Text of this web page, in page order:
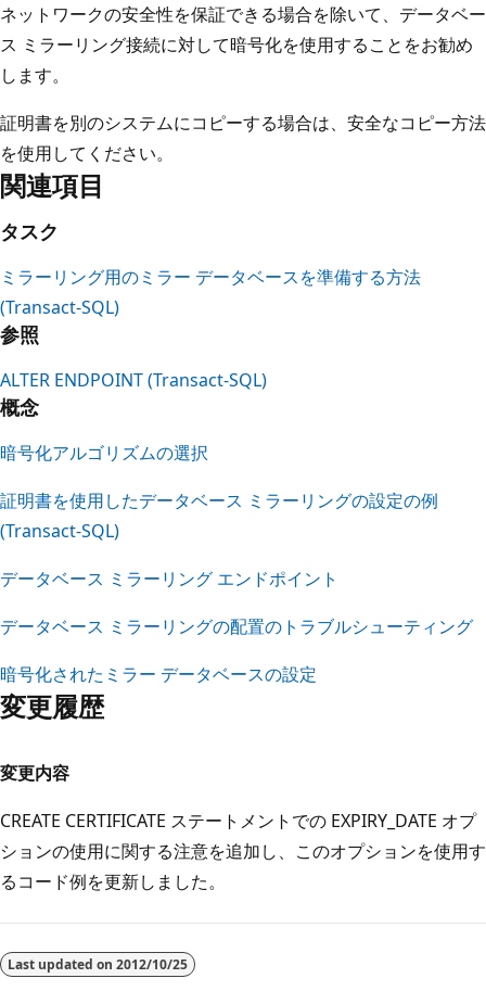
ネットワークの安全性を保証できる場合を除いて、データベー
ス ミラーリング接続に対して暗号化を使用することをお勧め
します。
証明書を別のシステムにコピーする場合は、安全なコピー方法
を使用してください。
関連項目
タスク
ミラーリング用のミラー データベースを準備する方法
(Transact-SQL)
参照
ALTER ENDPOINT (Transact-SQL)
概念
暗号化アルゴリズムの選択
証明書を使用したデータベース ミラーリングの設定の例
(Transact-SQL)
データベース ミラーリング エンドポイント
データベース ミラーリングの配置のトラブルシューティング
暗号化されたミラー データベースの設定
変更履歴
変更内容
CREATE CERTIFICATE ステートメントでの EXPIRY_DATE オプ
ションの使用に関する注意を追加し、このオプションを使用す
るコード例を更新しました。
Last updated on 2012/10/25